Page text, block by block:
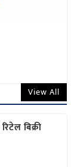
View All
बिक्री